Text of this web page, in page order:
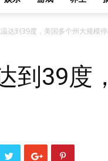
达到39度，美国多个州大规模
到39度